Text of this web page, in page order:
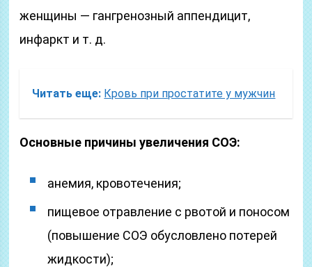
женщины — гангренозный аппендицит,
инфаркт и т. д.
Читать еще: Кровь при простатите у мужчин
Основные причины увеличения СОЭ:
анемия, кровотечения;
пищевое отравление с рвотой и поносом
(повышение СОЭ обусловлено потерей
жидкости);